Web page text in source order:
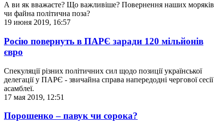
А ви як вважаєте? Що важливіше? Повернення наших моряків
чи файна політична поза?
19 июня 2019, 16:57
Росію повернуть в ПАРЄ заради 120 мільйонів
євро
Спекуляції різних політичних сил щодо позиції української
делегації у ПАРЄ - звичайна справа напередодні чергової сесії
асамблеї.
17 мая 2019, 12:51
Порошенко – павук чи сорока?